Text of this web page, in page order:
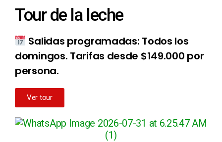
Tour de la leche
Salidas programadas: Todos los
domingos. Tarifas desde $149.000 por
persona.
Ver tour